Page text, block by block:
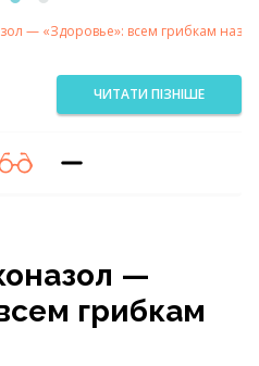
— «Здоровье»: всем грибкам назло
ЧИТАТИ ПІЗНІШЕ
—
грибкам